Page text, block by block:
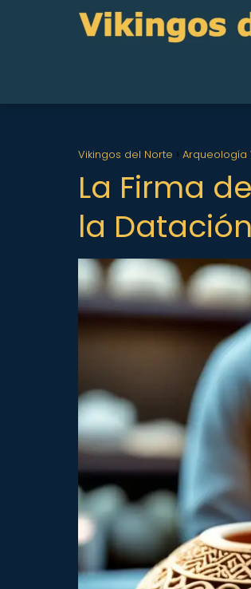
Vikingos del Norte Arqueología
La Firma
la